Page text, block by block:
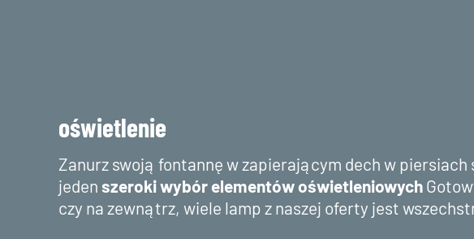
oświetlenie
Zanurz swoją fontannę w zapierającym dech w
jeden szeroki wybór elementów oświetleniowych
czy na zewnątrz, wiele lamp z naszej oferty jest